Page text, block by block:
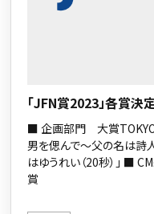
「JFN賞2023」各賞決定
■ 企画部門 大賞TOKYO
男を偲んで～父の名は詩
はゆうれい（20秒）」 ■
賞